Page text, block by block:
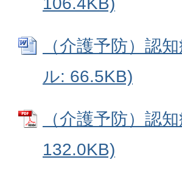
（介護予防）認
ル: 66.5KB)
（介護予防）認
132.0KB)